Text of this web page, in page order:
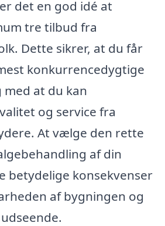
det en god idé at
tre tilbud fra
Dette sikrer, at du får
konkurrencedygtige
at du kan
og service fra
At vælge den rette
af din
betydelige konsekvenser
af bygningen og